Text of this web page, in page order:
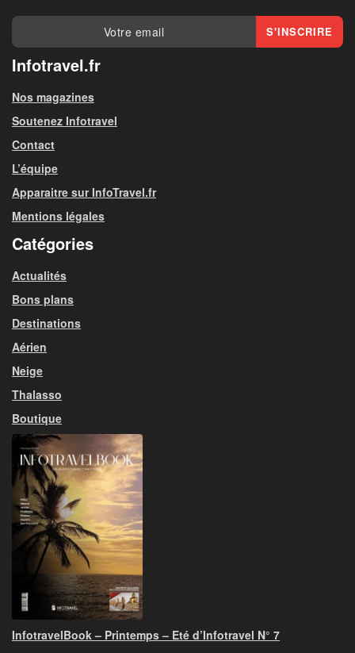
Infotravel.fr
Nos magazines
Soutenez Infotravel
Contact
L’équipe
Apparaitre sur InfoTravel.fr
Mentions légales
Catégories
Actualités
Bons plans
Destinations
Aérien
Neige
Thalasso
Boutique
InfotravelBook – Printemps – Eté d’Infotravel N° 7